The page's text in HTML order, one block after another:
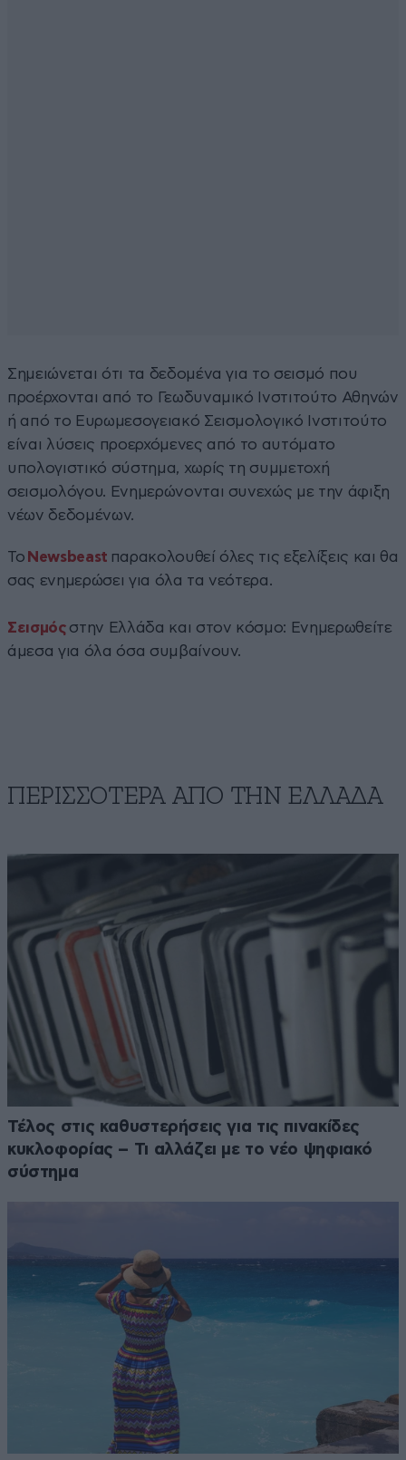
Σημειώνεται ότι τα δεδομένα για το σεισμό που
προέρχονται από το Γεωδυναμικό Ινστιτούτο Αθηνών
ή από το Ευρωμεσογειακό Σεισμολογικό Ινστιτούτο
είναι λύσεις προερχόμενες από το αυτόματο
υπολογιστικό σύστημα, χωρίς τη συμμετοχή
σεισμολόγου. Ενημερώνονται συνεχώς με την άφιξη
νέων δεδομένων.
Το Newsbeast παρακολουθεί όλες τις εξελίξεις και θα
σας ενημερώσει για όλα τα νεότερα.
Σεισμός στην Ελλάδα και στον κόσμο: Ενημερωθείτε
άμεσα για όλα όσα συμβαίνουν.
ΠΕΡΙΣΣΟΤΕΡΑ ΑΠΟ ΤΗΝ ΕΛΛΑΔΑ
Τέλος στις καθυστερήσεις για τις πινακίδες
κυκλοφορίας – Τι αλλάζει με το νέο ψηφιακό
σύστημα